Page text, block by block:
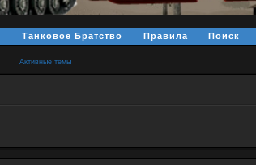
Танковое Братство Правила Поиск
Активные темы